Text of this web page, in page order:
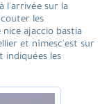
l'arrivée sur la
les
ajaccio bastia
et nîmesc'est sur
indiquées les